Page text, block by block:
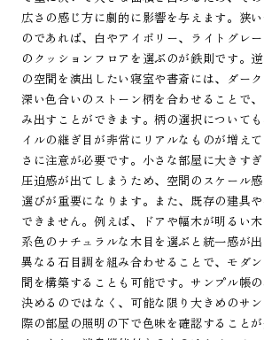
広さの感じ方に劇的に影響を与えます。狭
のであれば、白やアイボリー、ライトグレ
のクッションフロアを選ぶのが鉄則です。
の空間を演出したい寝室や書斎には、ダー
深い色合いのストーン柄を合わせることで
み出すことができます。柄の選択について
イルの継ぎ目が非常にリアルなものが増え
さに注意が必要です。小さな部屋に大きす
圧迫感が出てしまうため、空間のスケール
選びが重要になります。また、既存の建具
できません。例えば、ドアや幅木が明るい
系色のナチュラルな木目を選ぶと統一感が
異なる石目調を組み合わせることで、モダ
間を構築することも可能です。サンプル帳
決めるのではなく、可能な限り大きめのサ
際の部屋の照明の下で色味を確認すること